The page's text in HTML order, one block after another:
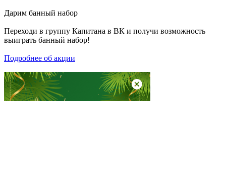
Дарим банный набор
Переходи в группу Капитана в ВК и получи возможность
выиграть банный набор!
Подробнее об акции